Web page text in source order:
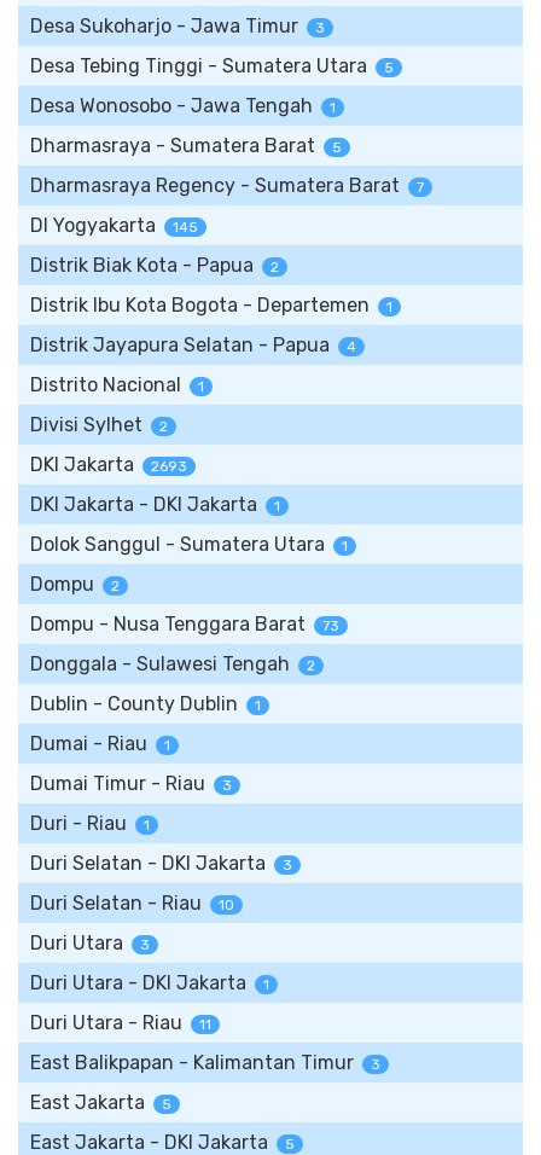
Desa Sukoharjo - Jawa Timur 3
Desa Tebing Tinggi - Sumatera Utara 5
Desa Wonosobo - Jawa Tengah 1
Dharmasraya - Sumatera Barat 5
Dharmasraya Regency - Sumatera Barat 7
DI Yogyakarta 145
Distrik Biak Kota - Papua 2
Distrik Ibu Kota Bogota - Departemen 1
Distrik Jayapura Selatan - Papua 4
Distrito Nacional 1
Divisi Sylhet 2
DKI Jakarta 2693
DKI Jakarta - DKI Jakarta 1
Dolok Sanggul - Sumatera Utara 1
Dompu 2
Dompu - Nusa Tenggara Barat 73
Donggala - Sulawesi Tengah 2
Dublin - County Dublin 1
Dumai - Riau 1
Dumai Timur - Riau 3
Duri - Riau 1
Duri Selatan - DKI Jakarta 3
Duri Selatan - Riau 10
Duri Utara 3
Duri Utara - DKI Jakarta 1
Duri Utara - Riau 11
East Balikpapan - Kalimantan Timur 3
East Jakarta 5
East Jakarta - DKI Jakarta 5